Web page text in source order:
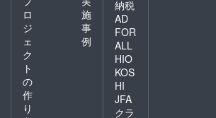
ロ
ジ
ェ
ク
ト
の
作
り
施
事
例
納税
AD
FOR
ALL
HIO
KOS
HI
JFA
クラ